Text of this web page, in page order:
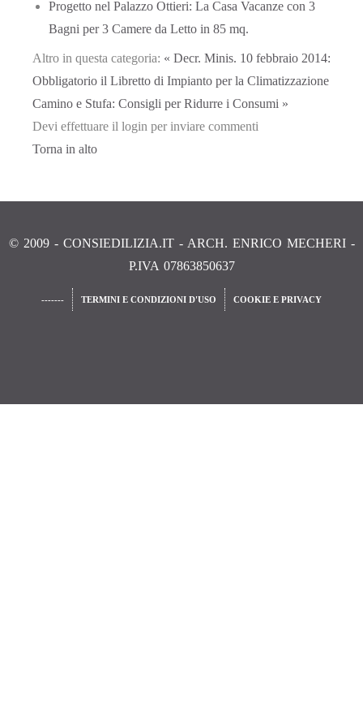
Progetto nel Palazzo Ottieri: La Casa Vacanze con 3
Bagni per 3 Camere da Letto in 85 mq.
Altro in questa categoria: « Decr. Minis. 10 febbraio 2014:
Obbligatorio il Libretto di Impianto per la Climatizzazione
Camino e Stufa: Consigli per Ridurre i Consumi »
Devi effettuare il login per inviare commenti
Torna in alto
© 2009 - CONSIEDILIZIA.IT - ARCH. ENRICO MECHERI -
P.IVA 07863850637
------- TERMINI E CONDIZIONI D'USO COOKIE E PRIVACY